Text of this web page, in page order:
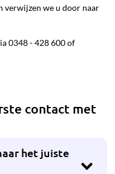
verwijzen we u door naar
0348 - 428 600 of
contact met
het juiste